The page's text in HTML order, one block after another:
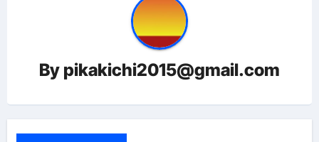
By pikakichi2015@gmail.com